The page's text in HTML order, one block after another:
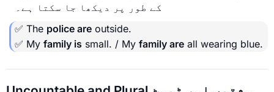
کے طور پر دیکھا جا سکتا ہے۔
✅ The police are outside.
✅ My family is small. / My family are all wearing blue.